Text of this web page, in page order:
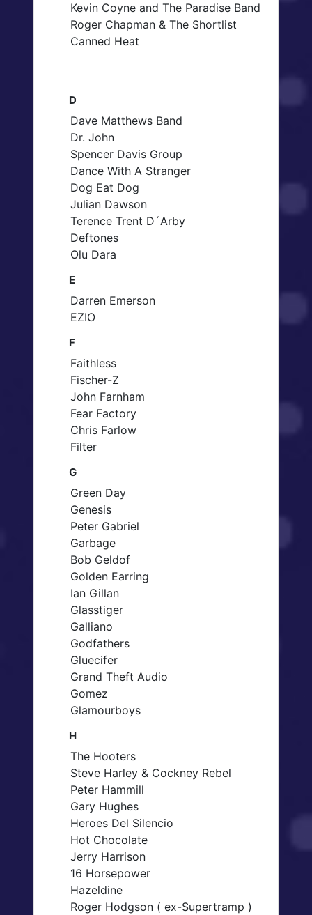
Kevin Coyne and The Paradise Band
Roger Chapman & The Shortlist
Canned Heat
D
Dave Matthews Band
Dr. John
Spencer Davis Group
Dance With A Stranger
Dog Eat Dog
Julian Dawson
Terence Trent D´Arby
Deftones
Olu Dara
E
Darren Emerson
EZIO
F
Faithless
Fischer-Z
John Farnham
Fear Factory
Chris Farlow
Filter
G
Green Day
Genesis
Peter Gabriel
Garbage
Bob Geldof
Golden Earring
Ian Gillan
Glasstiger
Galliano
Godfathers
Gluecifer
Grand Theft Audio
Gomez
Glamourboys
H
The Hooters
Steve Harley & Cockney Rebel
Peter Hammill
Gary Hughes
Heroes Del Silencio
Hot Chocolate
Jerry Harrison
16 Horsepower
Hazeldine
Roger Hodgson ( ex-Supertramp )